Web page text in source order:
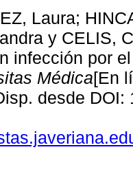
Laura;
y CELIS,
infección por
Médica[En
desde